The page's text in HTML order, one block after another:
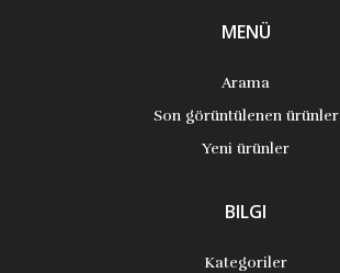
MENÜ
Arama
Son görüntülenen ürünler
Yeni ürünler
BILGI
Kategoriler